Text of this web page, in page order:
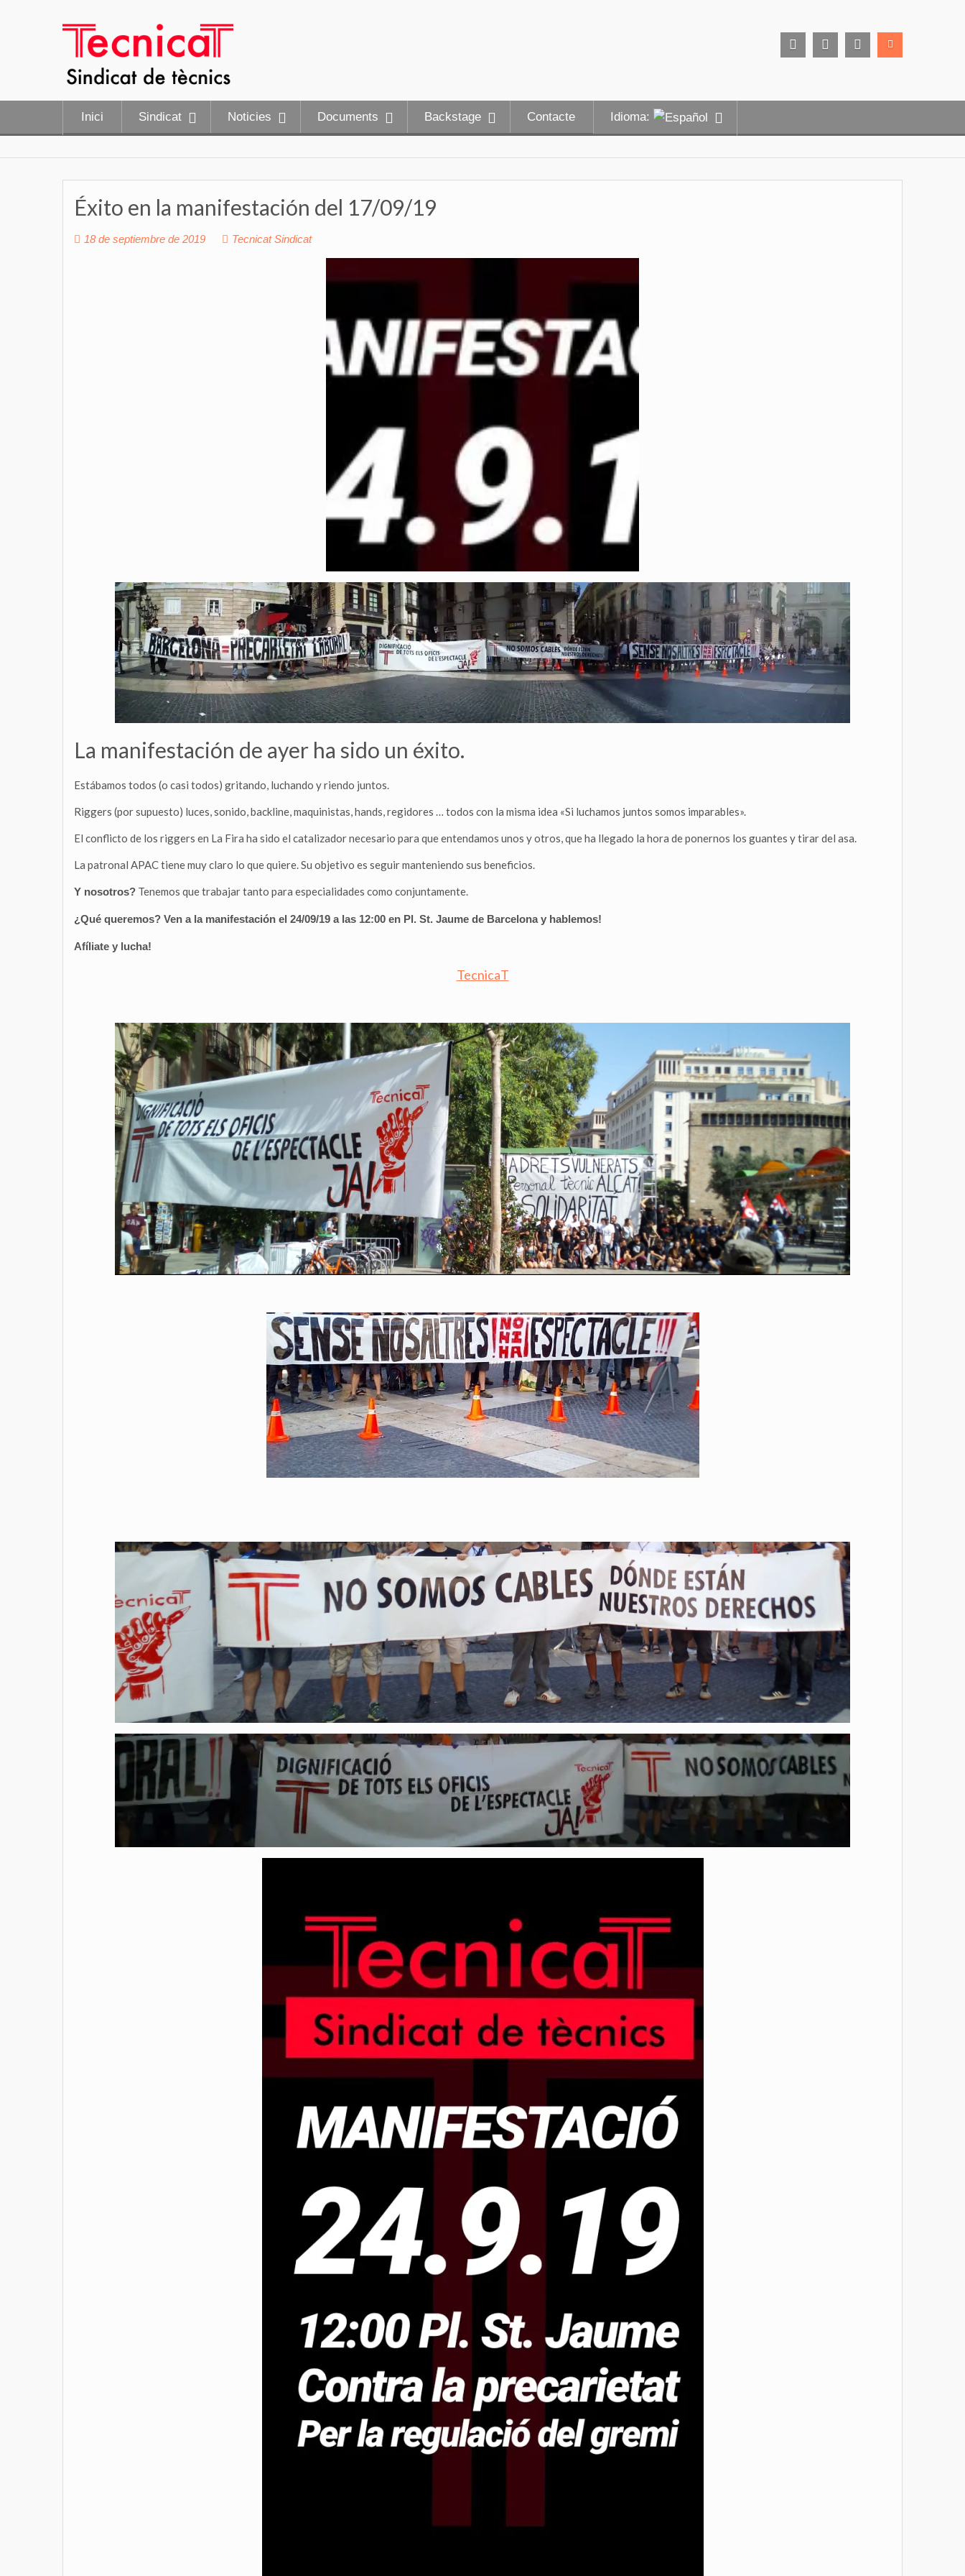
Inici Sindicat Noticies Documents Backstage Contacte Idioma:
Éxito en la manifestación del 17/09/19
18 de septiembre de 2019 Tecnicat Sindicat
La manifestación de ayer ha sido un éxito.
Estábamos todos (o casi todos) gritando, luchando y riendo juntos.
Riggers (por supuesto) luces, sonido, backline, maquinistas, hands, regidores … todos con la misma idea «Si luchamos juntos somos imparables».
El conflicto de los riggers en La Fira ha sido el catalizador necesario para que entendamos unos y otros, que ha llegado la hora de ponernos los guantes y tirar del asa.
La patronal APAC tiene muy claro lo que quiere. Su objetivo es seguir manteniendo sus beneficios.
Y nosotros? Tenemos que trabajar tanto para especialidades como conjuntamente.
¿Qué queremos? Ven a la manifestación el 24/09/19 a las 12:00 en Pl. St. Jaume de Barcelona y hablemos!
Afíliate y lucha!
TecnicaT